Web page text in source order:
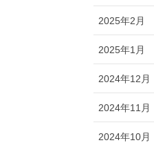
2025年2月
2025年1月
2024年12月
2024年11月
2024年10月